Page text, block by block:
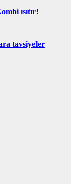
ısıtır!
tavsiyeler